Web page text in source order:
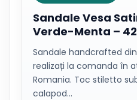
Sandale Vesa
Verde-Menta –
Sandale handcrafted
realizați la comanda în
Romania. Toc stiletto
calapod…